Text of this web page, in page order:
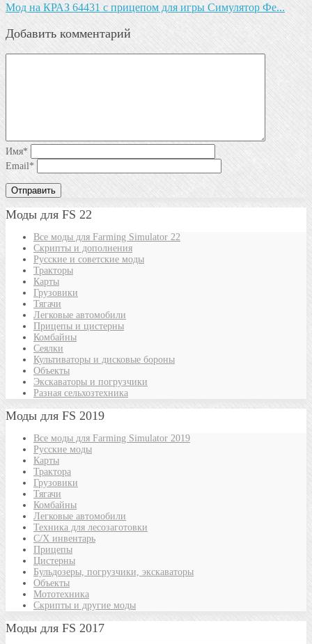
Мод на КРАЗ 64431 с прицепом для игры Симулятор Фе...
Добавить комментарий
Имя*
Email*
Моды для FS 22
Все моды для Farming Simulator 22
Скрипты и дополнения
Русские и советские моды
Тракторы
Карты
Грузовики
Тягачи
Легковые автомобили
Прицепы и цистерны
Комбайны
Сеялки
Культиваторы и дисковые бороны
Объекты
Экскаваторы и погрузчики
Разная сельхозтехника
Моды для FS 2019
Все моды для Farming Simulator 2019
Русские моды
Карты
Трактора
Грузовики
Тягачи
Комбайны
Легковые автомобили
Техника для лесозаготовки
С/Х инвентарь
Прицепы
Цистерны
Бульдозеры, погрузчики, экскаваторы
Объекты
Мототехника
Скрипты и другие моды
Моды для FS 2017